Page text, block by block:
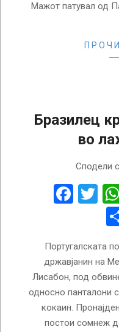
Мажот патувал од
Бразилец
во
Сподели
Португалската
државјанин на
Лисабон, под
односно панталони
кокаин.
постои сомнеж